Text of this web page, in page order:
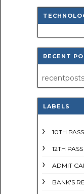
RECENT
recentposts
LABELS
10TH
12TH
ADMIT
BANK'S